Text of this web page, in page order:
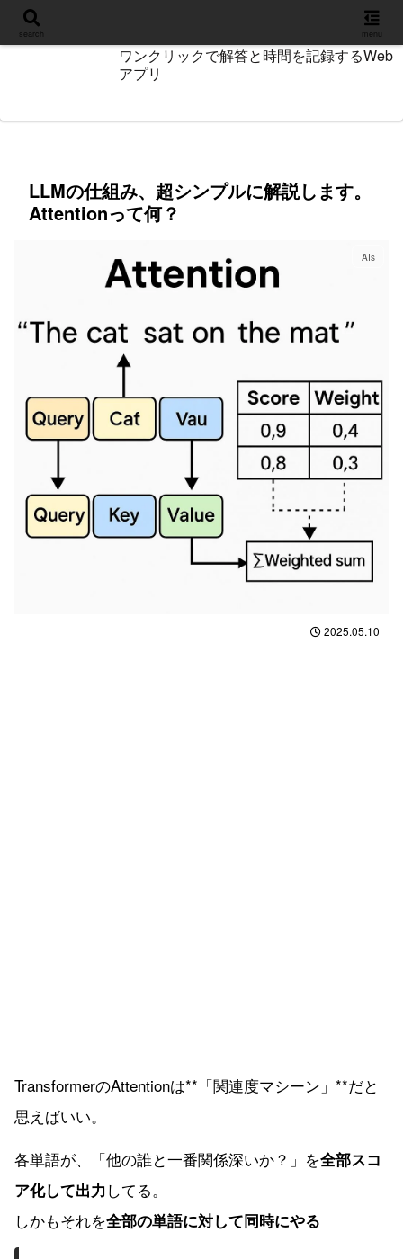
ワンクリックで解答と時間を記録するWeb
アプリ
LLMの仕組み、超シンプルに解説します。
Attentionって何？
AIs
2025.05.10
TransformerのAttentionは**「関連度マシーン」**だと
思えばいい。
各単語が、「他の誰と一番関係深いか？」を全部スコ
ア化して出力してる。
しかもそれを全部の単語に対して同時にやる
search menu